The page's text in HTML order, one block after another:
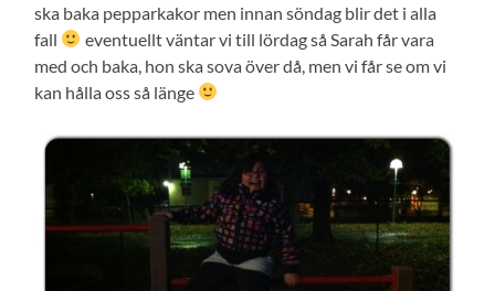
ska baka pepparkakor men innan söndag blir det i alla
fall
eventuellt väntar vi till lördag så Sarah får vara
med och baka, hon ska sova över då, men vi får se om vi
kan hålla oss så länge